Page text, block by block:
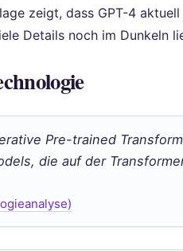
zeigt, dass GPT-4
Details noch im Dunkeln
Pre-trained
die auf der